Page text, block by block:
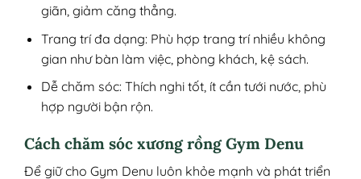
giãn, giảm căng thẳng.
Trang trí đa dạng: Phù hợp trang trí nhiều không
gian như bàn làm việc, phòng khách, kệ sách.
Dễ chăm sóc: Thích nghi tốt, ít cần tưới nước, phù
hợp người bận rộn.
Cách chăm sóc xương rồng Gym Denu
Để giữ cho Gym Denu luôn khỏe mạnh và phát triển